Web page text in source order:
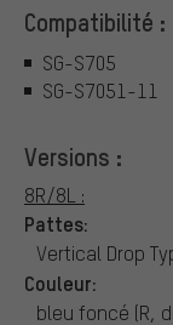
Compatibilité :
SG-S705
SG-S7051-11
Versions :
8R/8L :
Pattes:
Vertical Drop
Couleur:
bleu foncé (R,